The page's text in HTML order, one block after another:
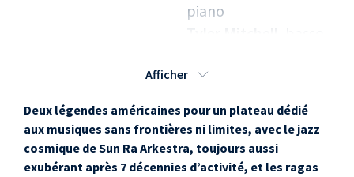
piano
batterie
Elson Nascimento
percussions, surdo
Jose da Silva,
percussions
Afficher
Deux légendes américaines pour un plateau dédié
aux musiques sans frontières ni limites, avec le jazz
cosmique de Sun Ra Arkestra, toujours aussi
exubérant après 7 décennies d’activité, et les ragas